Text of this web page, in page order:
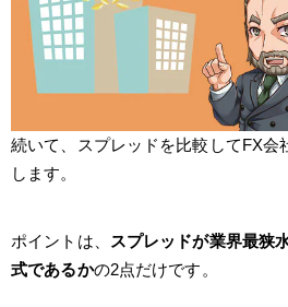
続いて、スプレッドを比較してFX会
します。
ポイントは、 スプレッドが業界最狭
式であるかの2点だけです。